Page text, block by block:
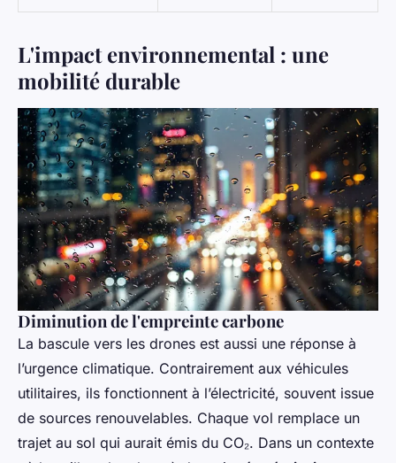
L'impact environnemental : une
mobilité durable
Diminution de l'empreinte carbone
La bascule vers les drones est aussi une réponse à
l’urgence climatique. Contrairement aux véhicules
utilitaires, ils fonctionnent à l’électricité, souvent issue
de sources renouvelables. Chaque vol remplace un
trajet au sol qui aurait émis du CO₂. Dans un contexte